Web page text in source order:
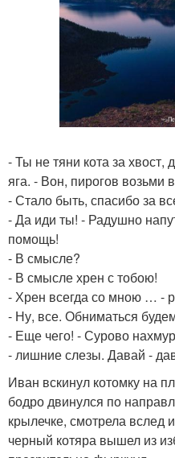
- Ты не тяни кота за хвост,
яга. - Вон, пирогов возьми
- Стало быть, спасибо за
- Да иди ты! - Радушно
помощь!
- В смысле?
- В смысле хрен с тобою!
- Хрен всегда со мною … -
- Ну, все. Обниматься
- Еще чего! - Сурово
- лишние слезы. Давай -
Иван вскинул котомку на
бодро двинулся по
крылечке, смотрела вслед
черный котяра вышел из